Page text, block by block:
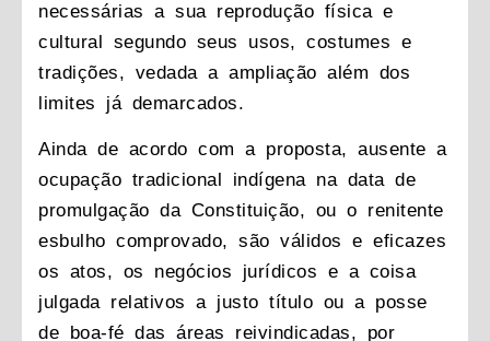
necessárias a sua reprodução física e
cultural segundo seus usos, costumes e
tradições, vedada a ampliação além dos
limites já demarcados.
Ainda de acordo com a proposta, ausente a
ocupação tradicional indígena na data de
promulgação da Constituição, ou o renitente
esbulho comprovado, são válidos e eficazes
os atos, os negócios jurídicos e a coisa
julgada relativos a justo título ou a posse
de boa-fé das áreas reivindicadas, por